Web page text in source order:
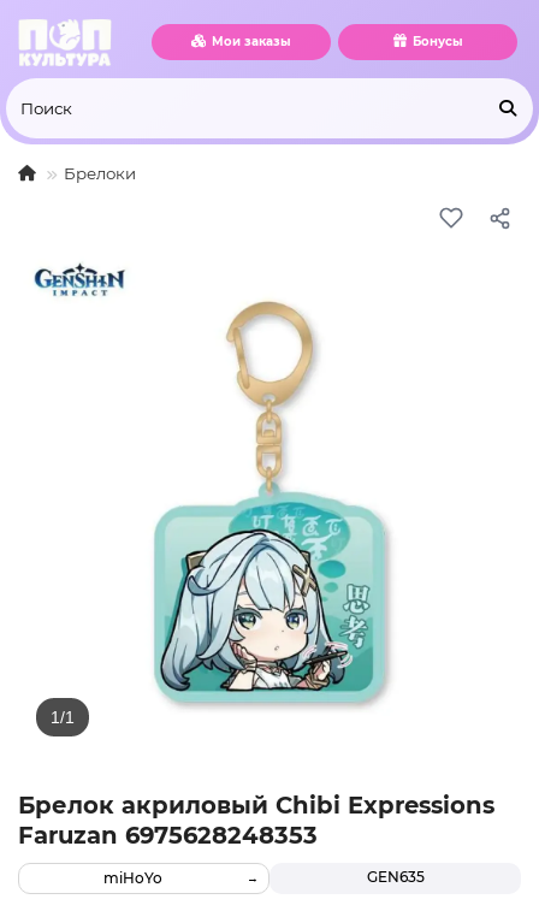
Мои заказы Бонусы
Брелоки
Брелок акриловый Chibi Expressions
Faruzan 6975628248353
GEN635
miHoYo